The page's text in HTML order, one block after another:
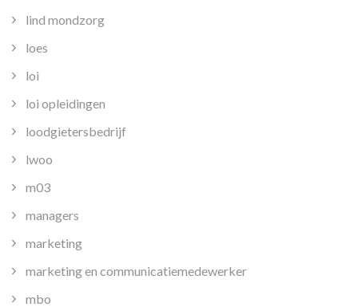
lind mondzorg
loes
loi
loi opleidingen
loodgietersbedrijf
lwoo
m03
managers
marketing
marketing en communicatiemedewerker
mbo